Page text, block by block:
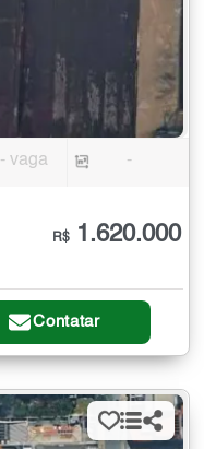
- vaga -
R$ 1.620.000
Contatar